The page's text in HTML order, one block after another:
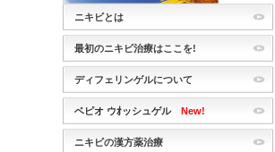
ニキビとは
最初のニキビ治療はここを!
ディフェリンゲルについて
ベピオ ウｵッシュゲルNew!
ニキビの漢方薬治療